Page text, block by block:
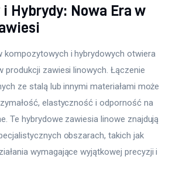
Hybrydy: Nowa Era w
kompozytowych i hybrydowych otwiera
produkcji zawiesi linowych. Łączenie
ze stalą lub innymi materiałami może
elastyczność i odporność na
Te hybrydowe zawiesia linowe znajdują
obszarach, takich jak
wymagające wyjątkowej precyzji i